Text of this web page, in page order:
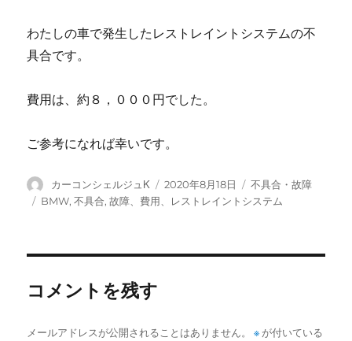
わたしの車で発生したレストレイントシステムの不
具合です。
費用は、約８，０００円でした。
ご参考になれば幸いです。
投
稿
カーコンシェルジュK
投
稿
2020年8月18日
カ
テ
不具合・故障
タ
BMW,不具合,故障、費用、レストレイントシステム
コメントを残す
メールアドレスが公開されることはありません。 ※ が付いている